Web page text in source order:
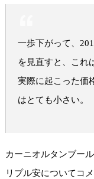
一歩下がって、
を見直すと、これ
実際に起こった価
はとても小さい。
カーニオルタンブー
リプル安についてコメ